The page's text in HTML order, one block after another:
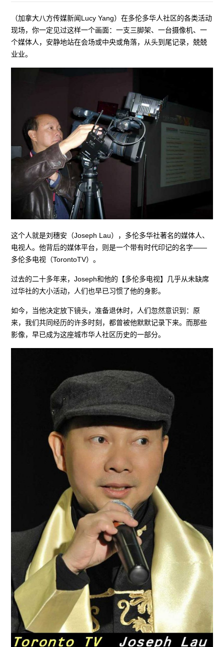
（加拿大八方传媒新闻Lucy Yang）在多伦多华人社区的各类活动
现场，你一定见过这样一个画面：一支三脚架、一台摄像机、一
个媒体人，安静地站在会场或中央或角落，从头到尾记录，兢兢
业业。
这个人就是刘穗安（Joseph Lau），多伦多华社著名的媒体人、
电视人。他背后的媒体平台，则是一个带有时代印记的名字——
多伦多电视（TorontoTV）。
过去的二十多年来，Joseph和他的【多伦多电视】几乎从未缺席
过华社的大小活动，人们也早已习惯了他的身影。
如今，当他决定放下镜头，准备退休时，人们忽然意识到：原
来，我们共同经历的许多时刻，都曾被他默默记录下来。而那些
影像，早已成为这座城市华人社区历史的一部分。